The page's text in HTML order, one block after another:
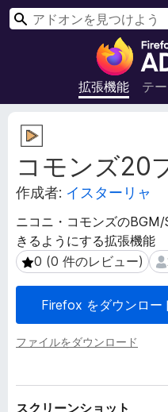
拡張機能 テ
検
コモンズ20
作成者: イスターリャ
ニコニ・コモンズの
きるようにする拡張機能
0 (0 件のレビュー)
0 (0 件のレビュー)
Firefox をダウンロー
ファイルをダウンロード
拡
張
機
能
メ
デ
ー
タ
スクリーンショット